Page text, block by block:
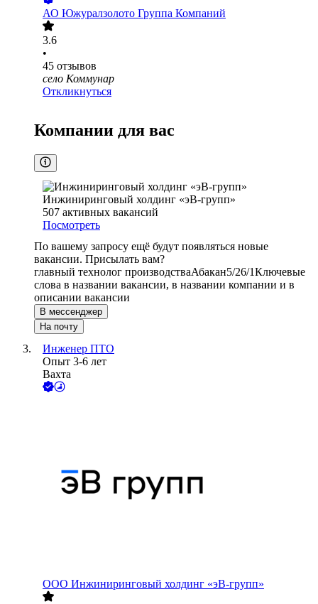
АО Южуралзолото Группа Компаний
3.6
•
45 отзывов
село Коммунар
Откликнуться
Компании для вас
Инжиниринговый холдинг «эВ-групп»
507 активных вакансий
Посмотреть
По вашему запросу ещё будут появляться новые
вакансии. Присылать вам?
главный технолог производстваАбакан5/26/1Ключевые
слова в названии вакансии, в названии компании и в
описании вакансии
В мессенджер
На почту
Инженер ПТО
Опыт 3-6 лет
Вахта
ООО Инжиниринговый холдинг «эВ-групп»